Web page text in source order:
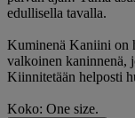
edullisella tavalla.
Kuminenä Kaniini on
valkoinen kaninnenä,
Kiinnitetään helposti
Koko: One size.